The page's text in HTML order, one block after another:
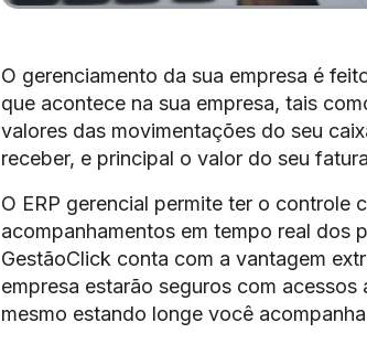
O gerenciamento da sua empresa é
que acontece na sua empresa, tais
valores das movimentações do seu
receber, e principal o valor do seu
O ERP gerencial permite ter o controle
acompanhamentos em tempo real dos
GestãoClick conta com a vantagem
empresa estarão seguros com
mesmo estando longe você